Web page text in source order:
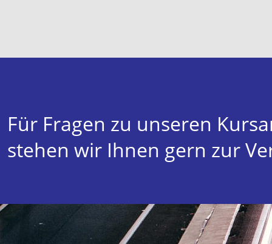
Für Fragen zu unseren
stehen wir Ihnen gern zur